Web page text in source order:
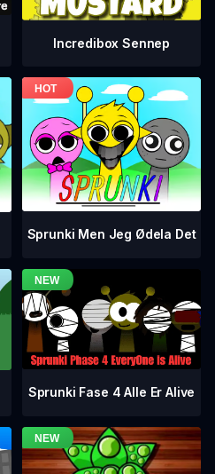
Incredibox Sennep
Sprunki Men Jeg Ødela Det
Sprunki Fase 4 Alle Er Alive